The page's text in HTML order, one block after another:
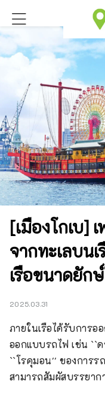
[เมืองโกเบ]
จากทะเลบน
เรือขนาดยัก
2025.03.31
ภายในเรือได้รับการอ
ออกแบบรถไฟ เช่น ``ด
``โรคุมอน'' ของการร
สามารถสัมผัสบรรยา